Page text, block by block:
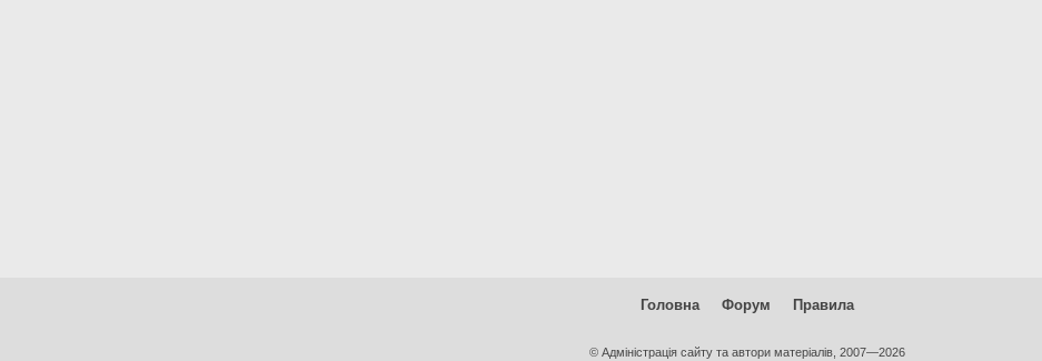
Головна Форум Правила
© Адміністрація сайту та автори матеріалів, 2007—2026